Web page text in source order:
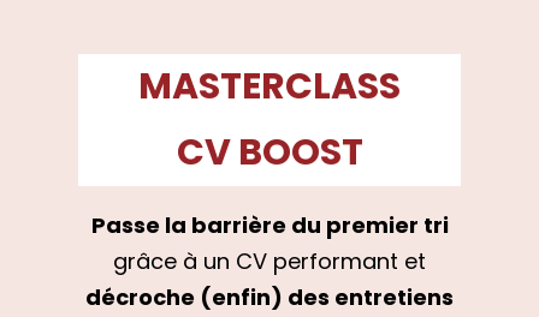
MASTERCLASS
CV BOOST
Passe la barrière du premier tri
grâce à un CV performant et
décroche (enfin) des entretiens